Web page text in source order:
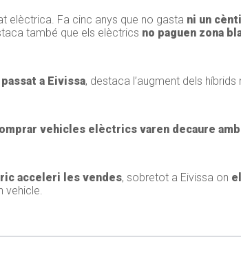
elèctrica. Fa cinc anys que no gasta ni un
també que els elèctrics no paguen zona
a Eivissa, destaca l’augment dels
vehicles elèctrics varen decaure
acceleri les vendes, sobretot a Eivissa on
vehicle.